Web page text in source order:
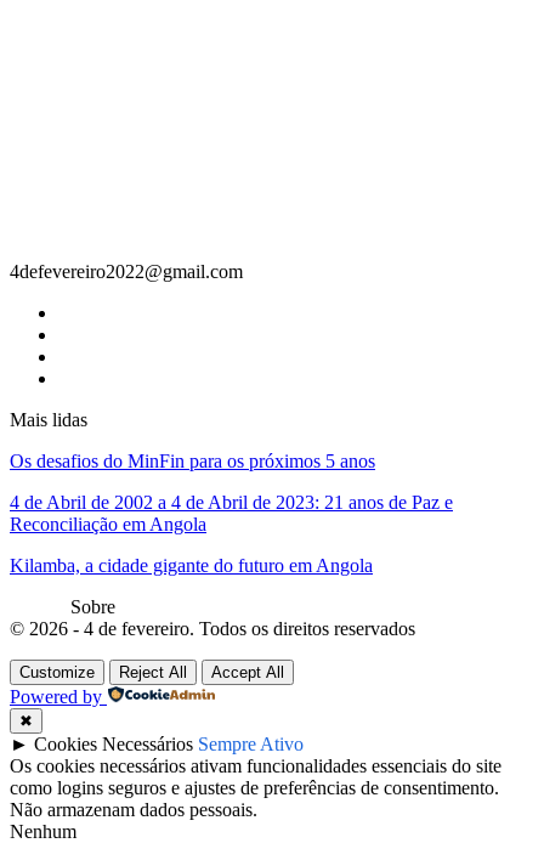
4defevereiro2022@gmail.com
Mais lidas
Os desafios do MinFin para os próximos 5 anos
4 de Abril de 2002 a 4 de Abril de 2023: 21 anos de Paz e
Reconciliação em Angola
Kilamba, a cidade gigante do futuro em Angola
Sobre
© 2026 - 4 de fevereiro. Todos os direitos reservados
Customize Reject All Accept All
Powered by
✖
► Cookies Necessários Sempre Ativo
Os cookies necessários ativam funcionalidades essenciais do site
como logins seguros e ajustes de preferências de consentimento.
Não armazenam dados pessoais.
Nenhum